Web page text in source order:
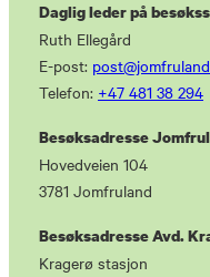
Daglig leder på
Ruth Ellegård
E-post:
Telefon: +47 481 38 294
Besøksadresse
Hovedveien 104
3781 Jomfruland
Besøksadresse Avd.
Kragerø stasjon